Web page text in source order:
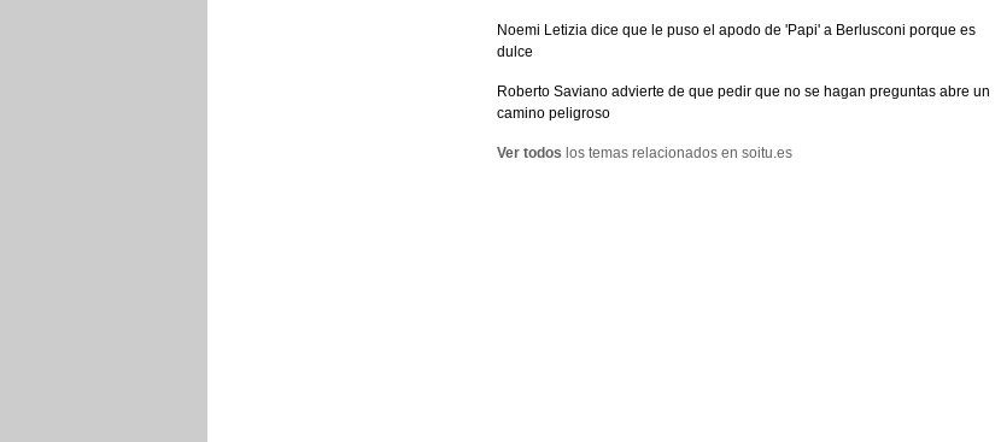
Noemi Letizia dice que le puso el apodo de 'Papi' a Berlusconi porque es
dulce
Roberto Saviano advierte de que pedir que no se hagan preguntas abre un
camino peligroso
Ver todos los temas relacionados en soitu.es